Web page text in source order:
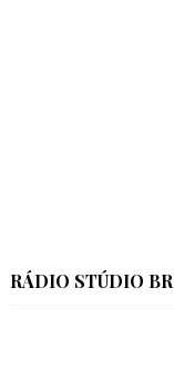
RÁDIO STÚDIO BR